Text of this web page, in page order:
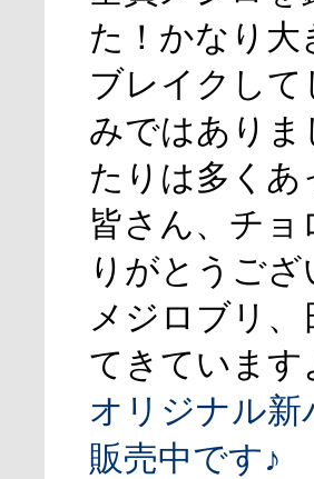
た！かなり
ブレイクし
みではあり
たりは多く
皆さん、チ
りがとうござ
メジロブリ
てきています
オリジナル新
販売中です♪